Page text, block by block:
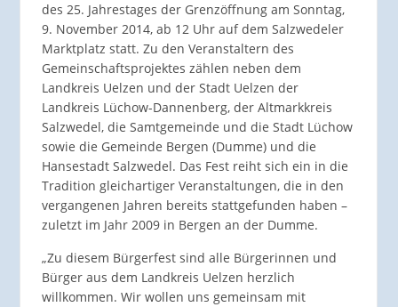
des 25. Jahrestages der Grenzöffnung am Sonntag,
9. November 2014, ab 12 Uhr auf dem Salzwedeler
Marktplatz statt. Zu den Veranstaltern des
Gemeinschaftsprojektes zählen neben dem
Landkreis Uelzen und der Stadt Uelzen der
Landkreis Lüchow-Dannenberg, der Altmarkkreis
Salzwedel, die Samtgemeinde und die Stadt Lüchow
sowie die Gemeinde Bergen (Dumme) und die
Hansestadt Salzwedel. Das Fest reiht sich ein in die
Tradition gleichartiger Veranstaltungen, die in den
vergangenen Jahren bereits stattgefunden haben –
zuletzt im Jahr 2009 in Bergen an der Dumme.
„Zu diesem Bürgerfest sind alle Bürgerinnen und
Bürger aus dem Landkreis Uelzen herzlich
willkommen. Wir wollen uns gemeinsam mit